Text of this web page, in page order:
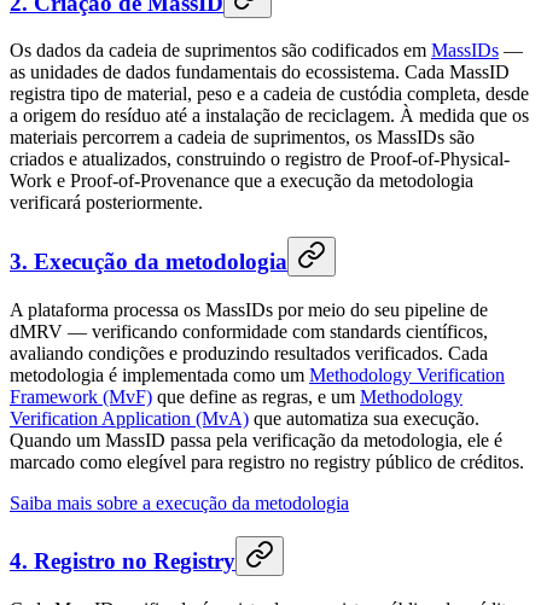
Os dados da cadeia de suprimentos são codificados em MassIDs —
as unidades de dados fundamentais do ecossistema. Cada MassID
registra tipo de material, peso e a cadeia de custódia completa, desde
a origem do resíduo até a instalação de reciclagem. À medida que os
materiais percorrem a cadeia de suprimentos, os MassIDs são
criados e atualizados, construindo o registro de Proof-of-Physical-
Work e Proof-of-Provenance que a execução da metodologia
verificará posteriormente.
3. Execução da metodologia
A plataforma processa os MassIDs por meio do seu pipeline de
dMRV — verificando conformidade com standards científicos,
avaliando condições e produzindo resultados verificados. Cada
metodologia é implementada como um Methodology Verification
Framework (MvF) que define as regras, e um Methodology
Verification Application (MvA) que automatiza sua execução.
Quando um MassID passa pela verificação da metodologia, ele é
marcado como elegível para registro no registry público de créditos.
Saiba mais sobre a execução da metodologia
4. Registro no Registry